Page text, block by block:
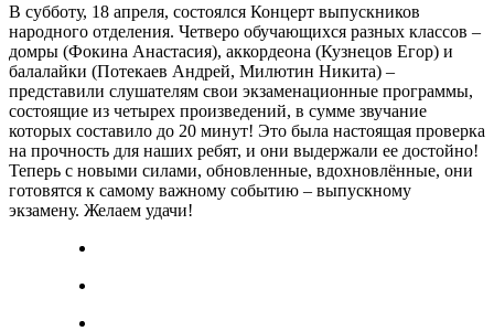
В субботу, 18 апреля, состоялся Концерт выпускников
народного отделения. Четверо обучающихся разных классов –
домры (Фокина Анастасия), аккордеона (Кузнецов Егор) и
балалайки (Потекаев Андрей, Милютин Никита) –
представили слушателям свои экзаменационные программы,
состоящие из четырех произведений, в сумме звучание
которых составило до 20 минут! Это была настоящая проверка
на прочность для наших ребят, и они выдержали ее достойно!
Теперь с новыми силами, обновленные, вдохновлённые, они
готовятся к самому важному событию – выпускному
экзамену. Желаем удачи!